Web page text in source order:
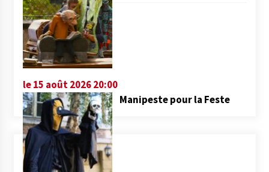
le 15 août 2026 20:00
Manipeste pour la Feste